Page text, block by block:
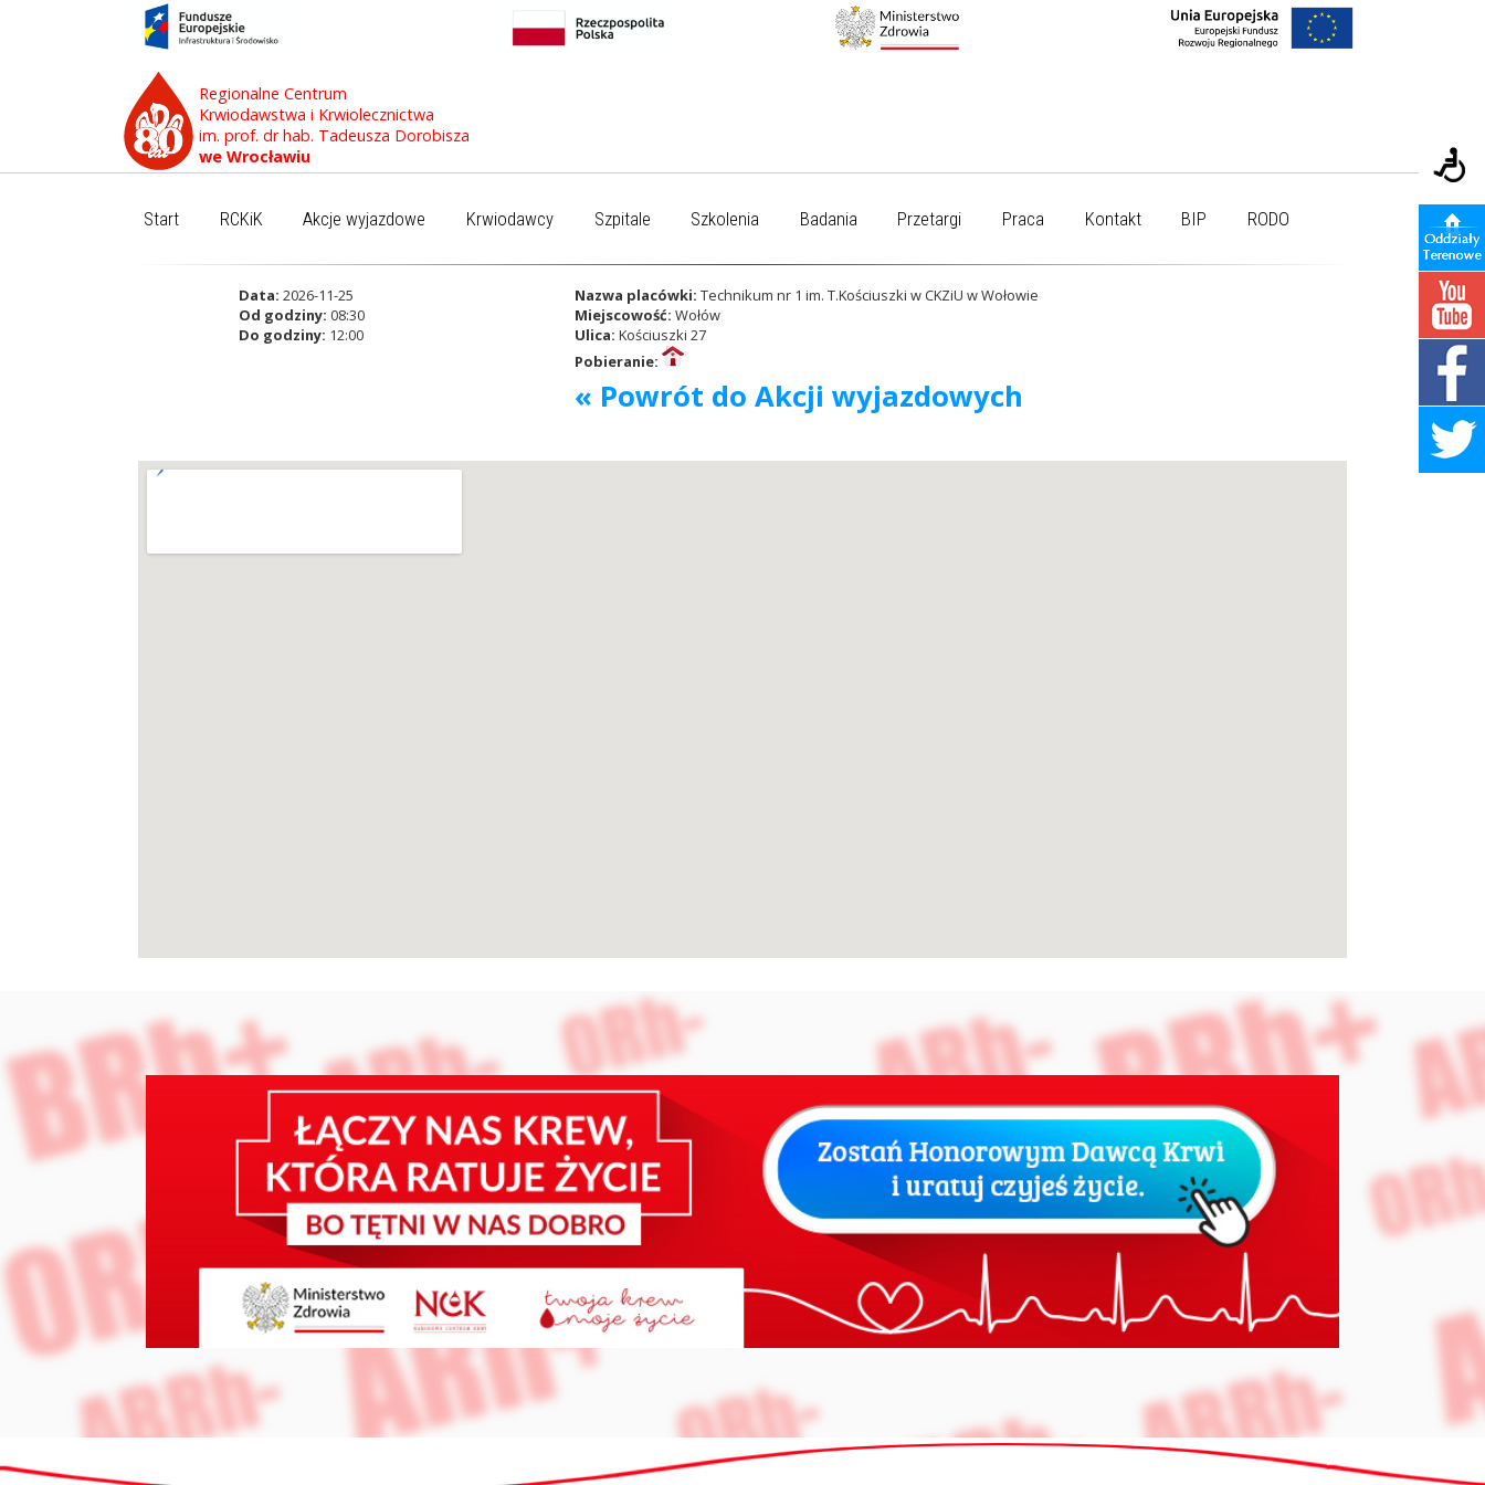
Regionalne Centrum
Krwiodawstwa i Krwiolecznictwa
im. prof. dr hab. Tadeusza Dorobisza
we Wrocławiu
Start RCKiK Akcje wyjazdowe Krwiodawcy Szpitale Szkolenia Badania Przetargi Praca Kontakt BIP RODO
Data: 2026-11-25
Od godziny: 08:30
Do godziny: 12:00
Nazwa placówki: Technikum nr 1 im. T.Kościuszki w CKZiU w Wołowie
Miejscowość: Wołów
Ulica: Kościuszki 27
Pobieranie:
« Powrót do Akcji wyjazdowych